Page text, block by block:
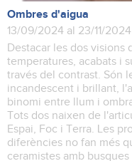
Ombres d'aigua
13/09/2024 al 23/11/2024
Destacar les dos visions
temperatures, acabats i
través del contrast. Són
incandescent i brillant,
binomi entre llum i
Tots dos naixen de
Espai, Foc i Terra. Les
diferències no fan més
ceramistes amb